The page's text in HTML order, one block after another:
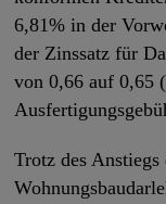
6,81% in der
der Zinssatz für
von 0,66 auf 0,65
Trotz des